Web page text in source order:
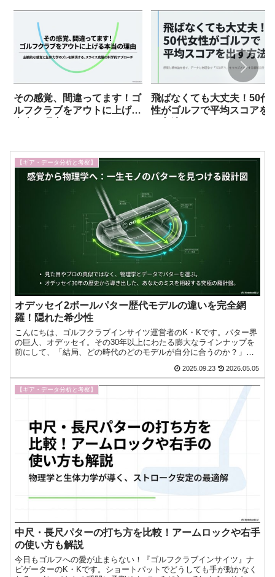
その感覚、間違ってます！ゴ
ルフクラブをアウトに上げる
飛ばなくても大丈夫！50代
性がゴルフで平均スコアを
【ギア・データ分析と考察】
オデッセイ2ボールパター歴代モデルの違いを完全網
羅！隠れた希少性
こんにちは、ゴルフクラブインサイツ運営者のK・Kです。パター界
の巨人、オデッセイ。その30年以上にわたる膨大なラインナップを
前にして、「結局、どの時代のどのモデルが自分に合うのか？」と
ゴルフへの愛が止まらない！『ゴルフクラブインサイツ』ナビゲー
ターのK・Kです。
2025.09.23 2026.05.05
【ギア・データ分析と考察】
中尺・長尺パターの打ち方を比較！アームロックや右手
の使い方も解説
今日もゴルフへの愛が止まらない！『ゴルフクラブインサイツ』ナ
ビゲーターのK・Kです。ショートパットでどうしても手が動かなく